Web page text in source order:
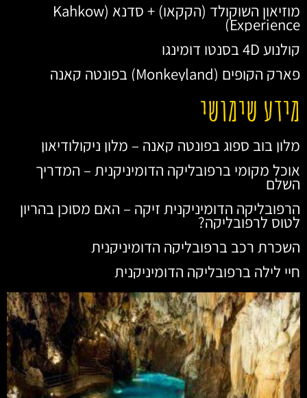
מוזיאון השוקולד (הקקאו) + סדנא (Kahkow
Experience)
קולנוע 4D בסנטו דומינגו
פארק הקופים (Monkeyland) בפונטה קאנה
מידע שימושי
מלון בוב ספוג בפונטה קאנה – מלון ניקולודיאון
אוכל מקומי ברפובליקה הדומיניקנית – המדריך
השלם
הרפובליקה הדומיניקנית זיקה – האם מסוכן בהריון
לטוס לרפובליקה?
השכרת רכב ברפובליקה הדומיניקנית
חיי לילה ברפובליקה הדומיניקנית